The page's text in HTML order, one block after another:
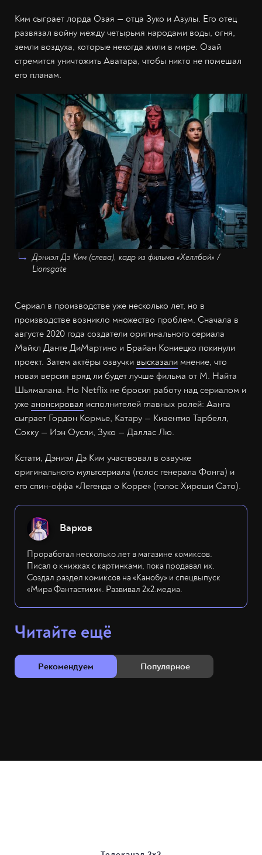
Ким сыграет лорда Озая — отца Зуко и Азулы. Его отец
развязал войну между четырьмя народами воды, огня,
земли воздуха, которые некогда жили в мире. Озай
стремится уничтожить Аватара, чтобы никто не помешал
его планам.
Дэниэл Дэ Ким (слева), кадр из фильма «Хеллбой» /
Lionsgate
Сериал в производстве уже несколько лет, но в
производстве возникло множество проблем. Сначала в
августе 2020 года создатели оригинального сериала
Майкл Данте ДиМартино и Брайан Кониецко покинули
проект. Затем актёры озвучки высказали мнение, что
новая версия вряд ли будет лучше фильма от М. Найта
Шьямалана. Но Netflix не бросил работу над сериалом и
уже анонсировал исполнителей главных ролей: Аанга
сыграет Гордон Кормье, Катару — Киаентио Тарбелл,
Сокку — Иэн Оусли, Зуко — Даллас Лю.
Кстати, Дэниэл Дэ Ким участвовал в озвучке
оригинального мультсериала (голос генерала Фонга) и
его спин-оффа «Легенда о Корре» (голос Хироши Сато).
Варков
Проработал несколько лет в магазине комиксов.
Писал о книжках с картинками, пока продавал их.
Создал раздел комиксов на «Канобу» и спецвыпуск
«Мира Фантастики». Развивал 2х2.медиа.
Читайте ещё
Рекомендуем Популярное